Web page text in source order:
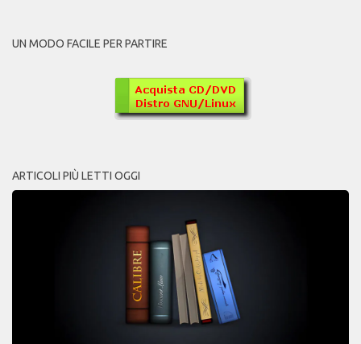
UN MODO FACILE PER PARTIRE
ARTICOLI PIÙ LETTI OGGI